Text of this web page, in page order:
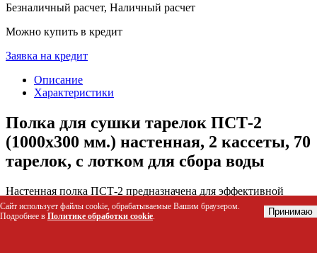
Безналичный расчет, Наличный расчет
Можно купить в кредит
Заявка на кредит
Описание
Характеристики
Полка для сушки тарелок ПСТ-2
(1000x300 мм.) настенная, 2 кассеты, 70
тарелок, с лотком для сбора воды
Настенная полка ПСТ-2 предназначена для эффективной
сушки и компактного хранения большого количества тарелок
на предприятиях общественного питания. Конструкция
Сайт использует файлы cookie, обрабатываемые Вашим браузером.
Подробнее в Политике обработки cookie. Принимаю